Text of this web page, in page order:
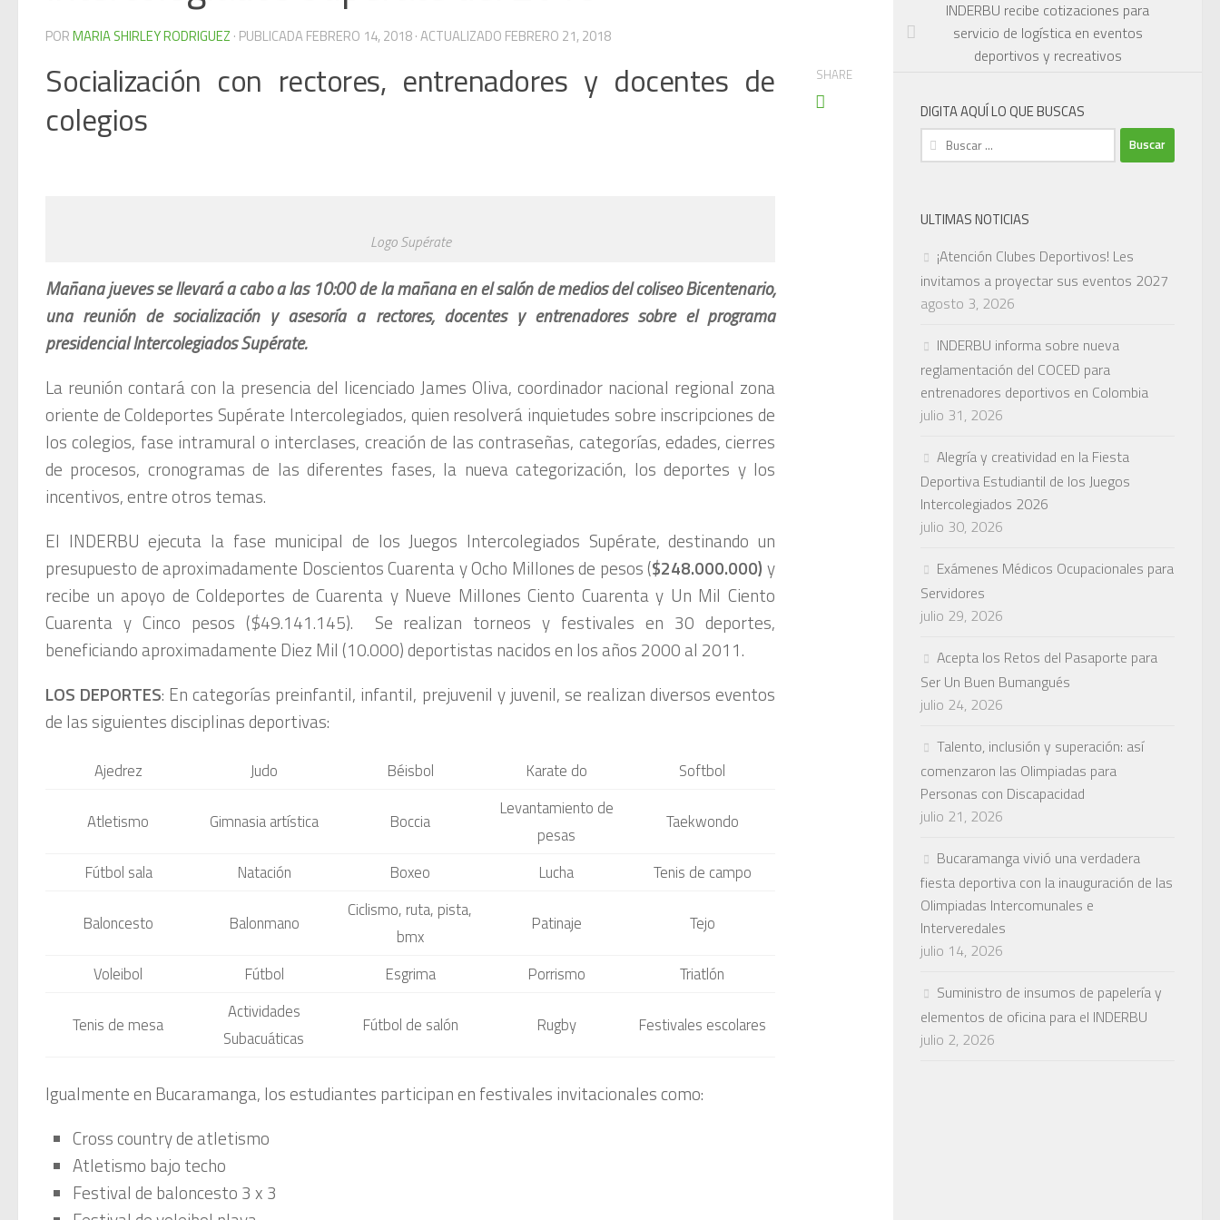
PORMARIA SHIRLEY RODRIGUEZ · PUBLICADAFEBRERO 14, 2018· ACTUALIZADO FEBRERO 21, 2018
Socialización con rectores, entrenadores y docentes de
colegios
Logo Supérate
Mañana jueves se llevará a cabo a las 10:00 de la mañana en el salón de medios del coliseo Bicentenario,
una reunión de socialización y asesoría a rectores, docentes y entrenadores sobre el programa
presidencial Intercolegiados Supérate.
La reunión contará con la presencia del licenciado James Oliva, coordinador nacional regional zona
oriente de Coldeportes Supérate Intercolegiados, quien resolverá inquietudes sobre inscripciones de
los colegios, fase intramural o interclases, creación de las contraseñas, categorías, edades, cierres
de procesos, cronogramas de las diferentes fases, la nueva categorización, los deportes y los
incentivos, entre otros temas.
El INDERBU ejecuta la fase municipal de los Juegos Intercolegiados Supérate, destinando un
presupuesto de aproximadamente Doscientos Cuarenta y Ocho Millones de pesos ($248.000.000) y
recibe un apoyo de Coldeportes de Cuarenta y Nueve Millones Ciento Cuarenta y Un Mil Ciento
Cuarenta y Cinco pesos ($49.141.145). Se realizan torneos y festivales en 30 deportes,
beneficiando aproximadamente Diez Mil (10.000) deportistas nacidos en los años 2000 al 2011.
LOS DEPORTES: En categorías preinfantil, infantil, prejuvenil y juvenil, se realizan diversos eventos
de las siguientes disciplinas deportivas:
Ajedrez Judo Béisbol Karate do Softbol
Atletismo Gimnasia artística Boccia
Levantamiento de
pesas
Taekwondo
Fútbol sala Natación Boxeo Lucha Tenis de campo
Baloncesto Balonmano
Ciclismo, ruta, pista,
bmx
Patinaje Tejo
Voleibol Fútbol Esgrima Porrismo Triatlón
Tenis de mesa
Actividades
Subacuáticas
Fútbol de salón Rugby Festivales escolares
Igualmente en Bucaramanga, los estudiantes participan en festivales invitacionales como:
Cross country de atletismo
Atletismo bajo techo
Festival de baloncesto 3 x 3
SHARE
INDERBU recibe cotizaciones para
servicio de logística en eventos
deportivos y recreativos
DIGITA AQUÍ LO QUE BUSCAS
Buscar:
ULTIMAS NOTICIAS
¡Atención Clubes Deportivos! Les
invitamos a proyectar sus eventos 2027
agosto 3, 2026
INDERBU informa sobre nueva
reglamentación del COCED para
entrenadores deportivos en Colombia
julio 31, 2026
Alegría y creatividad en la Fiesta
Deportiva Estudiantil de los Juegos
Intercolegiados 2026
julio 30, 2026
Exámenes Médicos Ocupacionales para
Servidores
julio 29, 2026
Acepta los Retos del Pasaporte para
Ser Un Buen Bumangués
julio 24, 2026
Talento, inclusión y superación: así
comenzaron las Olimpiadas para
Personas con Discapacidad
julio 21, 2026
Bucaramanga vivió una verdadera
fiesta deportiva con la inauguración de las
Olimpiadas Intercomunales e
Interveredales
julio 14, 2026
Suministro de insumos de papelería y
elementos de oficina para el INDERBU
julio 2, 2026